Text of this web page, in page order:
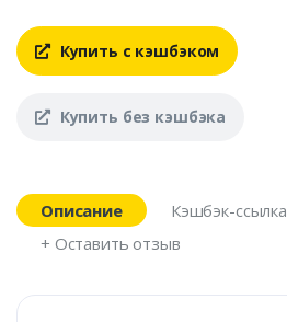
Купить с кэшбэком
Купить без кэшбэка
Описание
Кэшбэк-ссылка
+ Оставить отзыв